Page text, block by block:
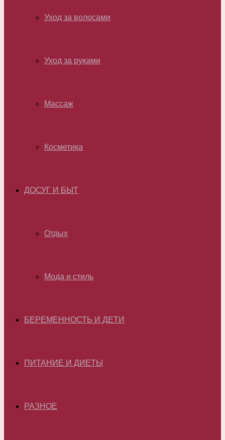
Уход за волосами
Уход за руками
Массаж
Косметика
ДОСУГ И БЫТ
Отдых
Мода и стиль
БЕРЕМЕННОСТЬ И ДЕТИ
ПИТАНИЕ И ДИЕТЫ
РАЗНОЕ